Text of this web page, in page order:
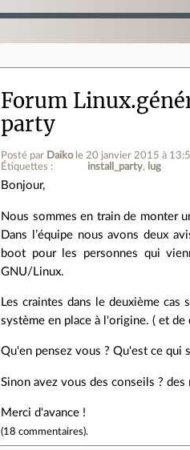
Forum
party
Posté par Daiko le 20 janvier 2015 à
Étiquettes :
install_party lug
Bonjour,
Nous sommes en train de monter
Dans l’équipe nous avons deux
boot pour les personnes qui
GNU/Linux.
Les craintes dans le deuxième
système en place à l'origine. ( et
Qu'en pensez vous ? Qu'est ce qui
Sinon avez vous des conseils ?
Merci d'avance !
(18 commentaires).